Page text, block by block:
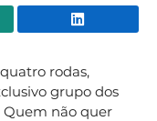
WhatsApp
rodas,
grupo dos
Quem não quer